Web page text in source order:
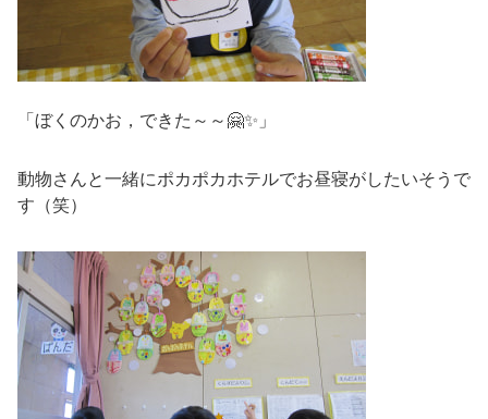
「ぼくのかお，できた～～🤗✨」
動物さんと一緒にポカポカホテルでお昼寝がしたいそうで
す（笑）